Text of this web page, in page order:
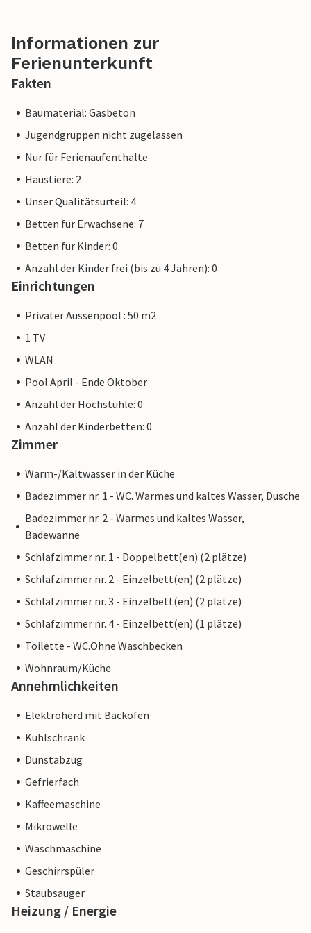
Informationen zur
Ferienunterkunft
Fakten
Baumaterial: Gasbeton
Jugendgruppen nicht zugelassen
Nur für Ferienaufenthalte
Haustiere: 2
Unser Qualitätsurteil: 4
Betten für Erwachsene: 7
Betten für Kinder: 0
Anzahl der Kinder frei (bis zu 4 Jahren): 0
Einrichtungen
Privater Aussenpool : 50 m2
1 TV
WLAN
Pool April - Ende Oktober
Anzahl der Hochstühle: 0
Anzahl der Kinderbetten: 0
Zimmer
Warm-/Kaltwasser in der Küche
Badezimmer nr. 1 - WC. Warmes und kaltes Wasser, Dusche
Badezimmer nr. 2 - Warmes und kaltes Wasser,
Badewanne
Schlafzimmer nr. 1 - Doppelbett(en) (2 plätze)
Schlafzimmer nr. 2 - Einzelbett(en) (2 plätze)
Schlafzimmer nr. 3 - Einzelbett(en) (2 plätze)
Schlafzimmer nr. 4 - Einzelbett(en) (1 plätze)
Toilette - WC.Ohne Waschbecken
Wohnraum/Küche
Annehmlichkeiten
Elektroherd mit Backofen
Kühlschrank
Dunstabzug
Gefrierfach
Kaffeemaschine
Mikrowelle
Waschmaschine
Geschirrspüler
Staubsauger
Heizung / Energie